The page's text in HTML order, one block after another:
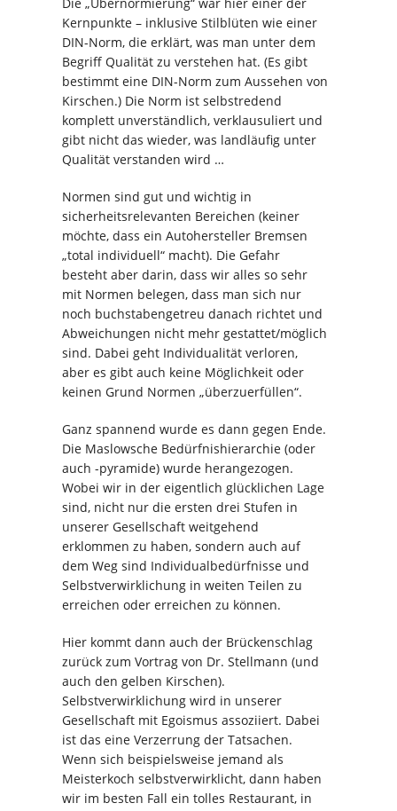
Kernpunkte – inklusive Stilblüten wie einer
DIN-Norm, die erklärt, was man unter dem
Begriff Qualität zu verstehen hat. (Es gibt
bestimmt eine DIN-Norm zum Aussehen von
Kirschen.) Die Norm ist selbstredend
komplett unverständlich, verklausuliert und
gibt nicht das wieder, was landläufig unter
Qualität verstanden wird …
Normen sind gut und wichtig in
sicherheitsrelevanten Bereichen (keiner
möchte, dass ein Autohersteller Bremsen
„total individuell“ macht). Die Gefahr
besteht aber darin, dass wir alles so sehr
mit Normen belegen, dass man sich nur
noch buchstabengetreu danach richtet und
Abweichungen nicht mehr gestattet/möglich
sind. Dabei geht Individualität verloren,
aber es gibt auch keine Möglichkeit oder
keinen Grund Normen „überzuerfüllen“.
Ganz spannend wurde es dann gegen Ende.
Die Maslowsche Bedürfnishierarchie (oder
auch -pyramide) wurde herangezogen.
Wobei wir in der eigentlich glücklichen Lage
sind, nicht nur die ersten drei Stufen in
unserer Gesellschaft weitgehend
erklommen zu haben, sondern auch auf
dem Weg sind Individualbedürfnisse und
Selbstverwirklichung in weiten Teilen zu
erreichen oder erreichen zu können.
Hier kommt dann auch der Brückenschlag
zurück zum Vortrag von Dr. Stellmann (und
auch den gelben Kirschen).
Selbstverwirklichung wird in unserer
Gesellschaft mit Egoismus assoziiert. Dabei
ist das eine Verzerrung der Tatsachen.
Wenn sich beispielsweise jemand als
Meisterkoch selbstverwirklicht, dann haben
wir im besten Fall ein tolles Restaurant, in